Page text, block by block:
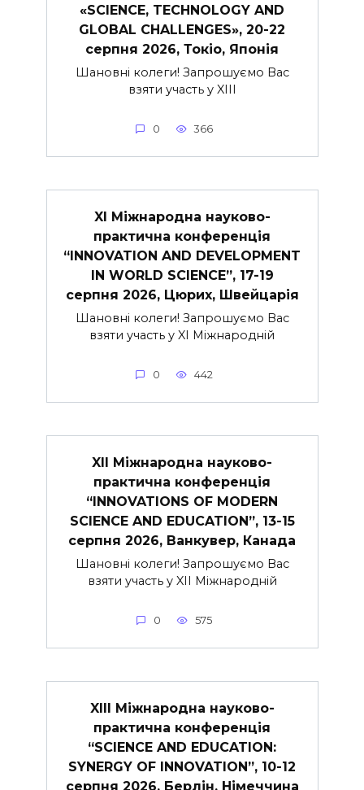
«SCIENCE, TECHNOLOGY AND
GLOBAL CHALLENGES», 20-22
серпня 2026, Токіо, Японія
Шановні колеги! Запрошуємо Вас
взяти участь у XIII
0 366
XI Міжнародна науково-
практична конференція
“INNOVATION AND DEVELOPMENT
IN WORLD SCIENCE”, 17-19
серпня 2026, Цюрих, Швейцарія
Шановні колеги! Запрошуємо Вас
взяти участь у XI Міжнародній
0 442
XII Міжнародна науково-
практична конференція
“INNOVATIONS OF MODERN
SCIENCE AND EDUCATION”, 13-15
серпня 2026, Ванкувер, Канада
Шановні колеги! Запрошуємо Вас
взяти участь у XII Міжнародній
0 575
XIII Міжнародна науково-
практична конференція
“SCIENCE AND EDUCATION:
SYNERGY OF INNOVATION”, 10-12
серпня 2026, Берлін, Німеччина